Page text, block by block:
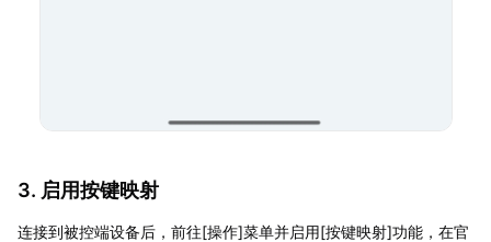
3. 启用按键映射
连接到被控端设备后，前往[操作]菜单并启用[按键映射]功能，在官